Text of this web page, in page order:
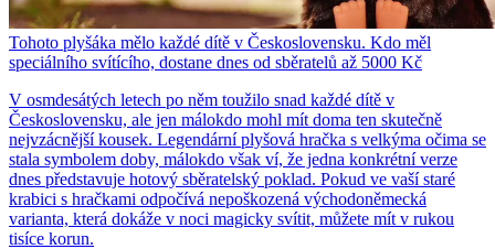
Tohoto plyšáka mělo každé dítě v Československu. Kdo měl
speciálního svítícího, dostane dnes od sběratelů až 5000 Kč
V osmdesátých letech po něm toužilo snad každé dítě v
Československu, ale jen málokdo mohl mít doma ten skutečně
nejvzácnější kousek. Legendární plyšová hračka s velkýma očima se
stala symbolem doby, málokdo však ví, že jedna konkrétní verze
dnes představuje hotový sběratelský poklad. Pokud ve vaší staré
krabici s hračkami odpočívá nepoškozená východoněmecká
varianta, která dokáže v noci magicky svítit, můžete mít v rukou
tisíce korun.